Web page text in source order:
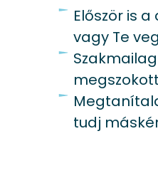
Először is
vagy Te
tudj